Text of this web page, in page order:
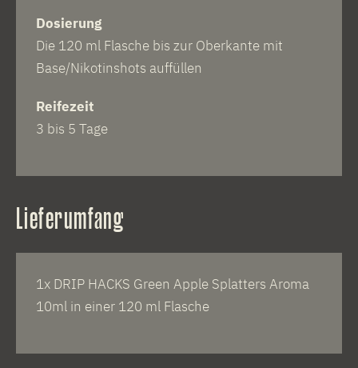
Dosierung
Die 120 ml Flasche bis zur Oberkante mit
Base/Nikotinshots auffüllen
Reifezeit
3 bis 5 Tage
Lieferumfang
1x DRIP HACKS Green Apple Splatters Aroma
10ml in einer 120 ml Flasche